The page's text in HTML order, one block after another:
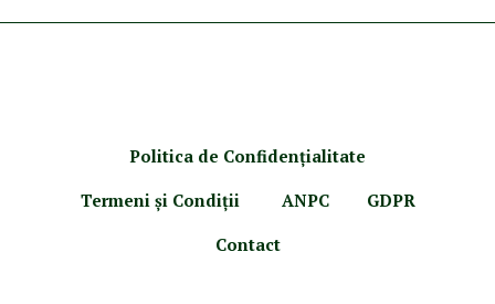
Politica de Confidenţialitate
Termeni şi Condiţii
ANPC
GDPR
Contact